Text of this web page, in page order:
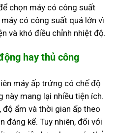
chọn máy có công suất
có công suất quá lớn vì
và khó điều chỉnh nhiệt độ.
hay thủ công
máy ấp trứng có chế độ
mang lại nhiều tiện ích.
ẩm và thời gian ấp theo
đáng kể. Tuy nhiên, đối với